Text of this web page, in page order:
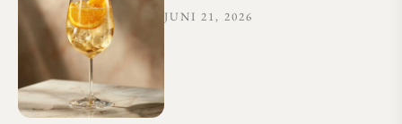
JUNI 21, 2026